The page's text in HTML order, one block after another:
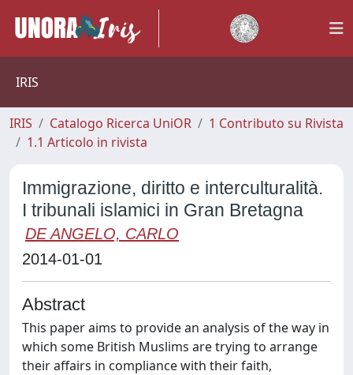
IRIS
IRIS Catalogo Ricerca UniOR
1 Contributo su Rivista
1.1 Articolo in rivista
Immigrazione, diritto e interculturalità.
I tribunali islamici in Gran Bretagna
DE ANGELO, CARLO
2014-01-01
Abstract
This paper aims to provide an analysis of the way in
which some British Muslims are trying to arrange
their affairs in compliance with their faith,